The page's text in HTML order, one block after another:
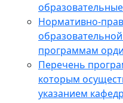
Нормативно-
программам
Перечень
которым
указанием